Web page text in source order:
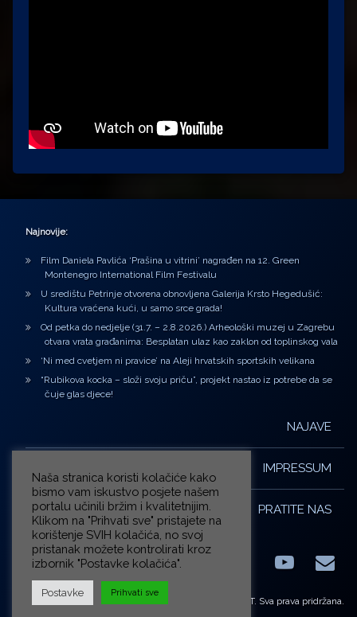
Najnovije:
Film Daniela Pavlića ‘Prašina u vitrini’ nagrađen na 12. Green
Montenegro International Film Festivalu
U središtu Petrinje otvorena obnovljena Galerija Krsto Hegedušić:
Kultura vraćena kući, u samo srce grada!
Od petka do nedjelje (31.7. – 2.8.2026.) Arheološki muzej u Zagrebu
otvara vrata građanima: Besplatan ulaz kao zaklon od toplinskog vala
‘Ni med cvetjem ni pravice’ na Aleji hrvatskih sportskih velikana
“Rubikova kocka – složi svoju priču”, projekt nastao iz potrebe da se
čuje glas djece!
NAJAVE
IMPRESSUM
PRATITE NAS
FacebookLinkedIn E-
© ZG-KULT. Sva prava pridržana.
Naša stranica koristi kolačiće kako
bismo vam iskustvo posjete našem
portalu učinili bržim i kvalitetnijim.
Klikom na "Prihvati sve" pristajete na
korištenje SVIH kolačića, no svoj
pristanak možete kontrolirati kroz
izbornik "Postavke kolačića".
Postavke Prihvati sve